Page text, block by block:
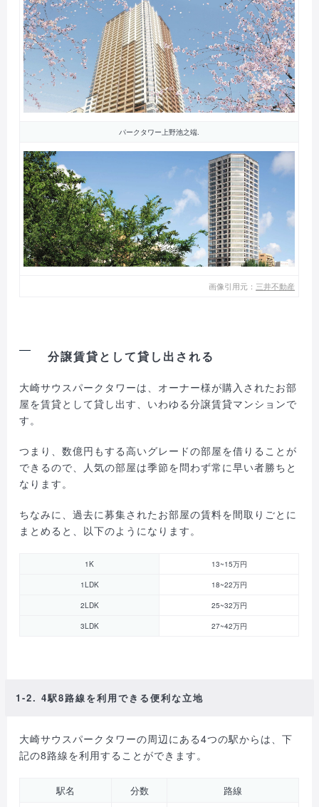
パークタワー上野池之端.
画像引用元： 三井不動産
分譲賃貸として貸し出される
大崎サウスパークタワーは、オーナー様が購入されたお部
屋を賃貸として貸し出す、いわゆる分譲賃貸マンションで
す。
つまり、数億円もする高いグレードの部屋を借りることが
できるので、人気の部屋は季節を問わず常に早い者勝ちと
なります。
ちなみに、過去に募集されたお部屋の賃料を間取りごとに
まとめると、以下のようになります。
1K 13~15万円
1LDK 18~22万円
2LDK 25~32万円
3LDK 27~42万円
1-2. 4駅8路線を利用できる便利な立地
大崎サウスパークタワーの周辺にある4つの駅からは、下
記の8路線を利用することができます。
駅名 分数
路線